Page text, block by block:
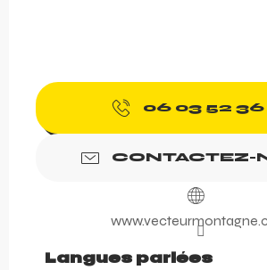
06 03 52 36
CONTACTEZ-
Langues parlées
Langues parlées